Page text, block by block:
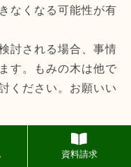
なくなる可能性が有
討される場合、事情
す。もみの木は他で
ください。お願いい
資料請求